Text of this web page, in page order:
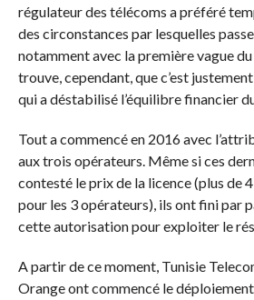
régulateur des télécoms a préféré
des circonstances par lesquelles
notamment avec la première vague
trouve, cependant, que c’est
qui a déstabilisé l’équilibre financier
Tout a commencé en 2016 avec
aux trois opérateurs. Même si ces
contesté le prix de la licence (plus de
pour les 3 opérateurs), ils ont fini par
cette autorisation pour exploiter le
A partir de ce moment, Tunisie
Orange ont commencé le